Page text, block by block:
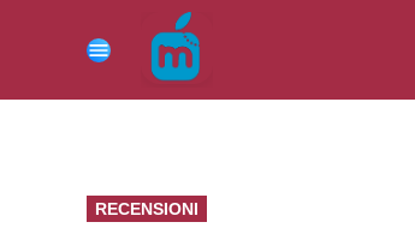
contenuto
Menu
PUBBLICATO
IN
RECENSIONI